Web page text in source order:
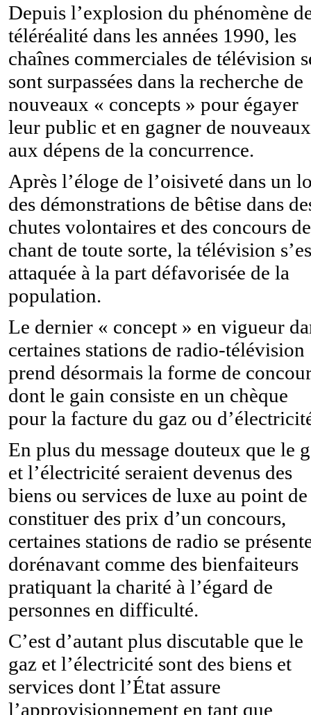
Depuis l’explosion du phénomène
téléréalité dans les années 1990, les
chaînes commerciales de télévision
sont surpassées dans la recherche de
nouveaux « concepts » pour égayer
leur public et en gagner de nouveaux
aux dépens de la concurrence.
Après l’éloge de l’oisiveté dans un
des démonstrations de bêtise dans
chutes volontaires et des concours de
chant de toute sorte, la télévision
attaquée à la part défavorisée de la
population.
Le dernier « concept » en vigueur
certaines stations de radio-télévision
prend désormais la forme de
dont le gain consiste en un chèque
pour la facture du gaz ou
En plus du message douteux que le
et l’électricité seraient devenus des
biens ou services de luxe au point de
constituer des prix d’un concours,
certaines stations de radio se
dorénavant comme des bienfaiteurs
pratiquant la charité à l’égard de
personnes en difficulté.
C’est d’autant plus discutable que le
gaz et l’électricité sont des biens et
services dont l’État assure
l’approvisionnement en tant que